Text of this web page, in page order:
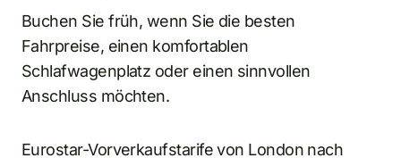
Buchen Sie früh, wenn Sie die besten
Fahrpreise, einen komfortablen
Schlafwagenplatz oder einen sinnvollen
Anschluss möchten.
Eurostar-Vorverkaufstarife von London nach